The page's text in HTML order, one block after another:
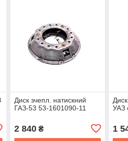
Диск зчепл. натискний
ГАЗ-53 53-1601090-11
2 840₴
УАЗ
1